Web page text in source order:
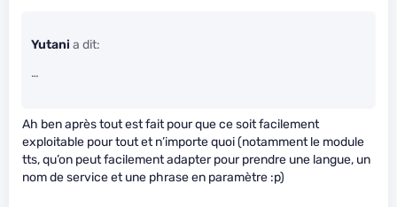
Yutani a dit:
…
Ah ben après tout est fait pour que ce soit facilement
exploitable pour tout et n’importe quoi (notamment le module
tts, qu’on peut facilement adapter pour prendre une langue, un
nom de service et une phrase en paramètre :p)